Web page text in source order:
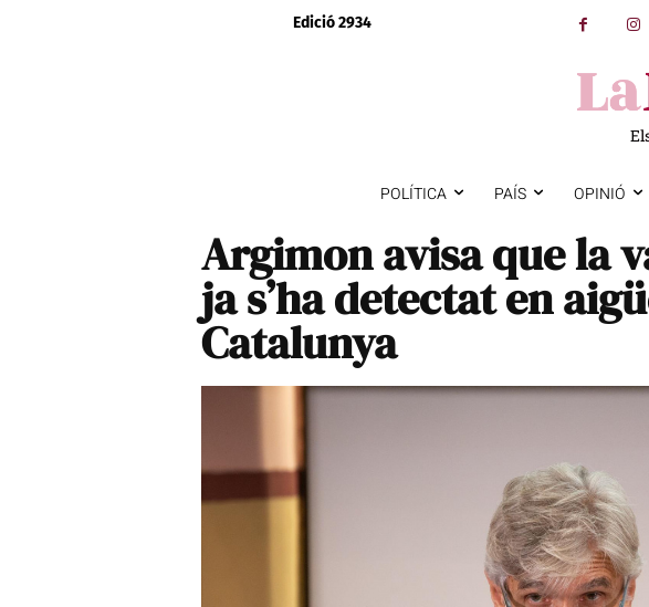
Edició 2934
POLÍTICA PAÍS OPINIÓ
Argimon avisa que la
ja s’ha detectat en
Catalunya